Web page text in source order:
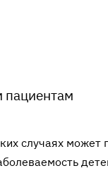
случаях